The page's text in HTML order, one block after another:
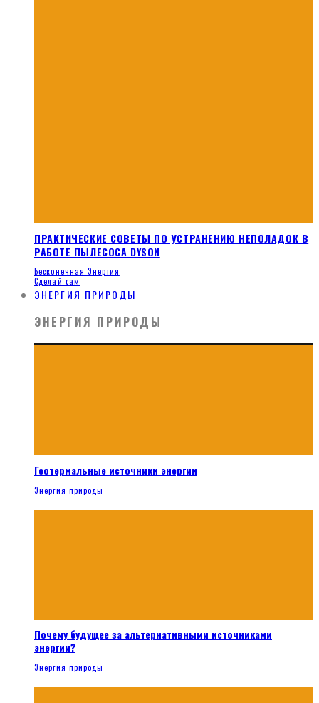
ПРАКТИЧЕСКИЕ СОВЕТЫ ПО УСТРАНЕНИЮ НЕПОЛАДОК В
РАБОТЕ ПЫЛЕСОСА DYSON
Бесконечная Энергия
Сделай сам
ЭНЕРГИЯ ПРИРОДЫ
ЭНЕРГИЯ ПРИРОДЫ
Геотермальные источники энергии
Энергия природы
Почему будущее за альтернативными источниками
энергии?
Энергия природы